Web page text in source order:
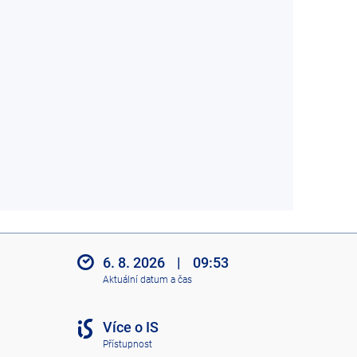
6. 8. 2026 | 09:53
Aktuální datum a čas
Více o IS
Přístupnost